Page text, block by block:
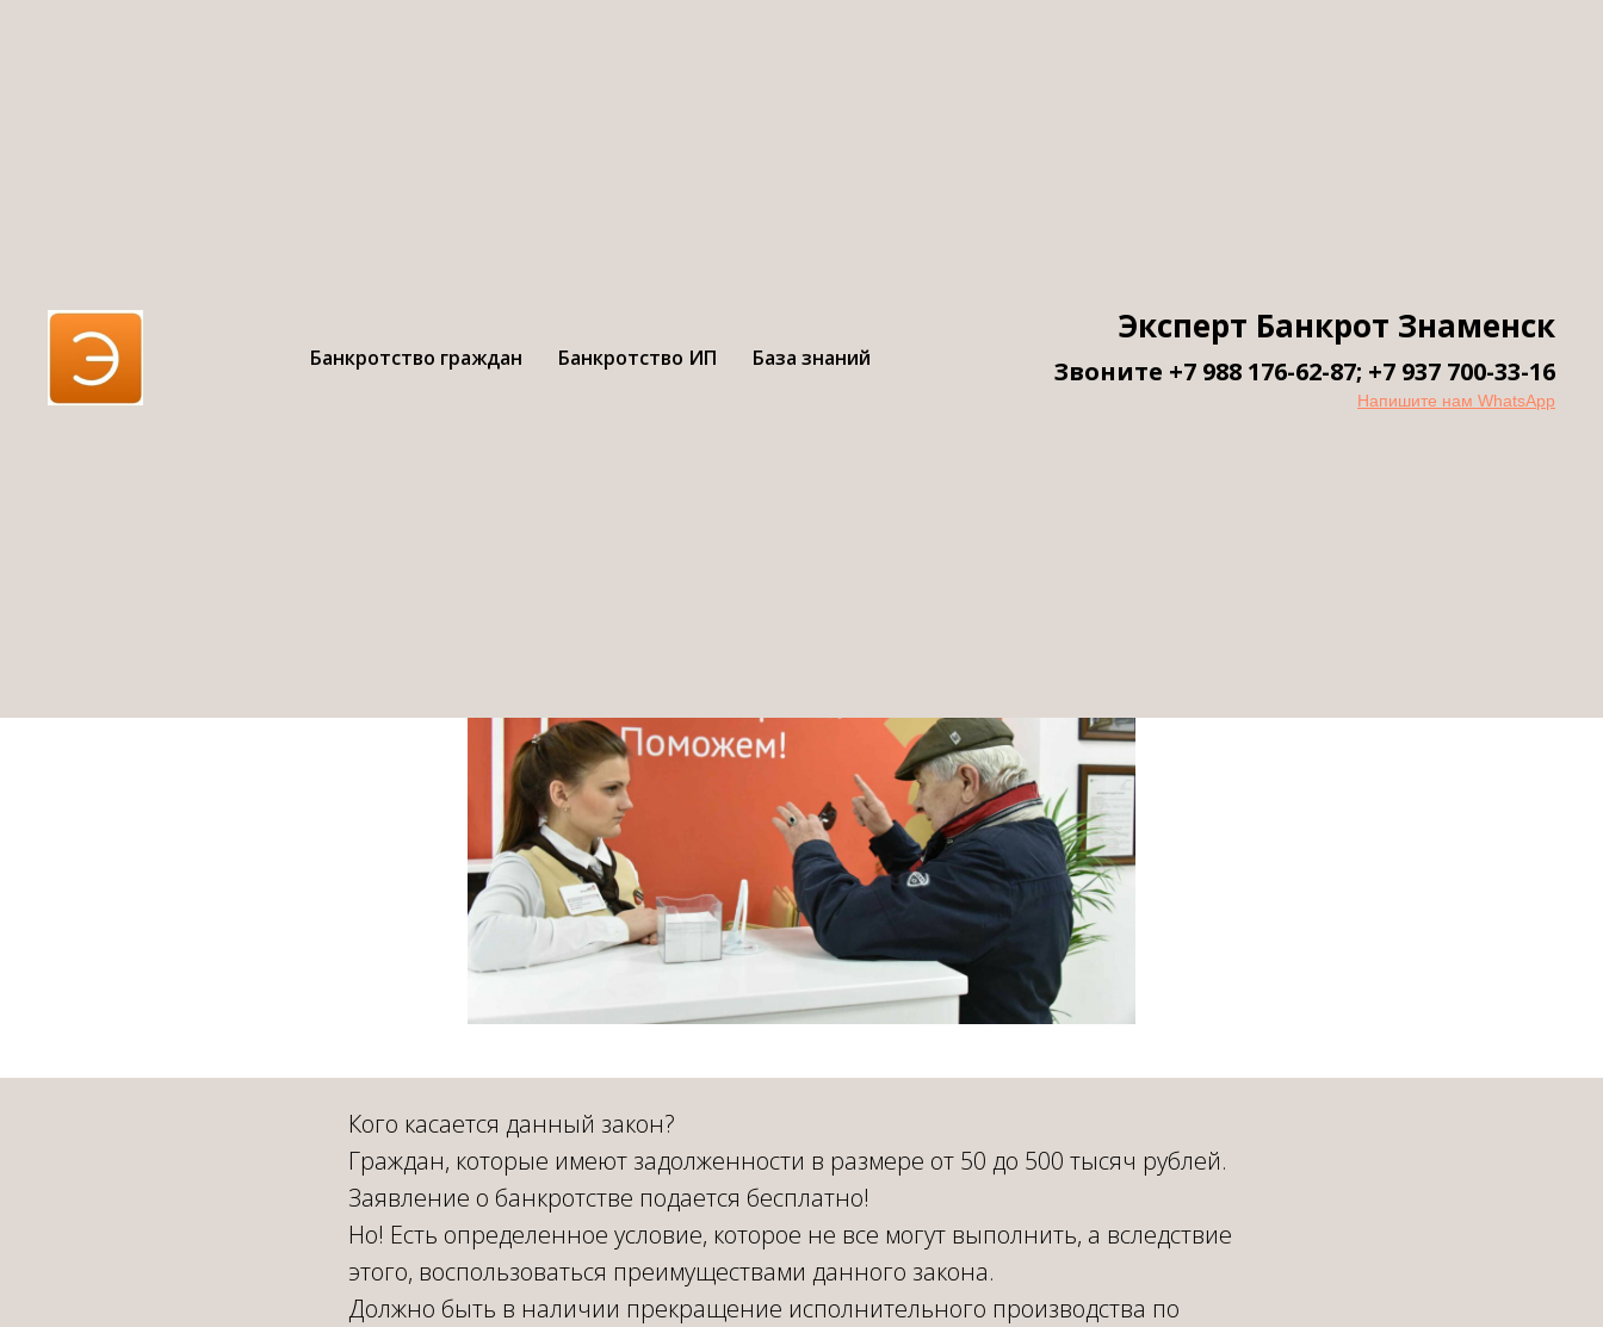
Банкротство граждан Банкротство ИП База знаний
Эксперт Банкрот Знаменск
Звоните +7 988 176-62-87; +7 937 700-33-16
Напишите нам WhatsApp
банкротство через МФЦ
Кого касается данный закон?
Граждан, которые имеют задолженности в размере от 50 до 500 тысяч рублей.
Заявление о банкротстве подается бесплатно!
Но! Есть определенное условие, которое не все могут выполнить, а вследствие
этого, воспользоваться преимуществами данного закона.
Должно быть в наличии прекращение исполнительного производства по